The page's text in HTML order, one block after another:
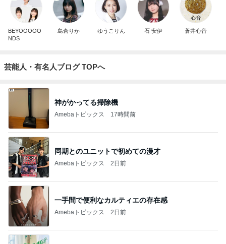
BEYOOOOO
NDS
島倉りか ゆうこりん 石 安伊 蒼井心音
芸能人・有名人ブログ TOPへ
神がかってる掃除機
Amebaトピックス 17時間前
同期とのユニットで初めての漫才
Amebaトピックス 2日前
一手間で便利なカルティエの存在感
Amebaトピックス 2日前